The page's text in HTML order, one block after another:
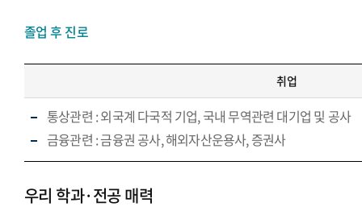
졸업 후 진로
취업
통상관련 : 외국계 다국적 기업, 국내 무역관련 대기업 및 공사
금융관련 : 금융권 공사, 해외자산운용사, 증권사
우리 학과·전공 매력